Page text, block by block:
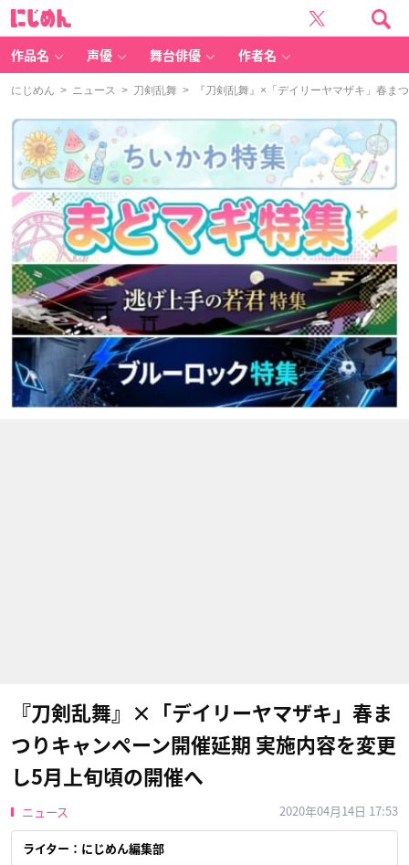
作品名 声優 舞台俳優 作者名
にじめん > ニュース > 刀剣乱舞 > 『刀剣乱舞』×「デイリーヤマザキ」春ま
『刀剣乱舞』×「デイリーヤマザキ」春ま
つりキャンペーン開催延期 実施内容を変更
し5月上旬頃の開催へ
ニュース 2020年04月14日 17:53
ライター：にじめん編集部